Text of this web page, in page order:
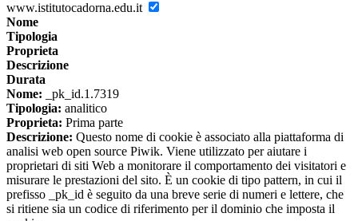
www.istitutocadorna.edu.it
Nome
Tipologia
Proprieta
Descrizione
Durata
Nome: _pk_id.1.7319
Tipologia: analitico
Proprieta: Prima parte
Descrizione: Questo nome di cookie è associato alla piattaforma di
analisi web open source Piwik. Viene utilizzato per aiutare i
proprietari di siti Web a monitorare il comportamento dei visitatori e
misurare le prestazioni del sito. È un cookie di tipo pattern, in cui il
prefisso _pk_id è seguito da una breve serie di numeri e lettere, che
si ritiene sia un codice di riferimento per il dominio che imposta il